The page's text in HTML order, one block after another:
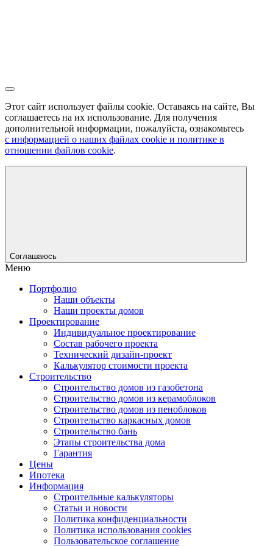
Этот сайт использует файлы cookie. Оставаясь на сайте, Вы
соглашаетесь на их использование. Для получения
дополнительной информации, пожалуйста, ознакомьтесь
с информацией о наших файлах cookie и политике в
отношении файлов cookie.
Соглашаюсь
Меню
Портфолио
Наши объекты
Наши проекты домов
Проектирование
Индивидуальное проектирование
Состав рабочего проекта
Технический дизайн-проект
Калькулятор стоимости проекта
Строительство
Строительство домов из газобетона
Строительство домов из керамоблоков
Строительство домов из пеноблоков
Строительство каркасных домов
Строительство бань
Этапы строительства дома
Гарантия
Цены
Ипотека
Информация
Строительные калькуляторы
Статьи и новости
Политика конфиденциальности
Политика использования cookies
Пользовательское соглашение